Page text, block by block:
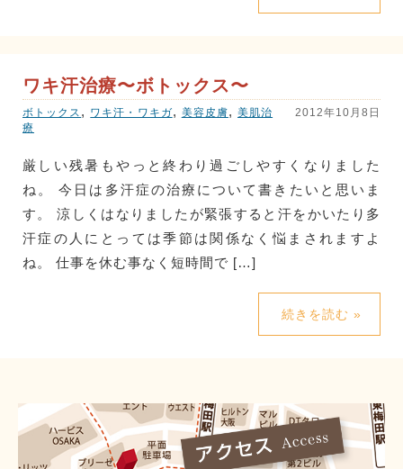
ワキ汗治療〜ボトックス〜
ボトックス , ワキ汗・ワキガ, 美容皮膚, 美肌治
療
2012年10月8日
厳しい残暑もやっと終わり過ごしやすくなりました
ね。 今日は多汗症の治療について書きたいと思いま
す。 涼しくはなりましたが緊張すると汗をかいたり多
汗症の人にとっては季節は関係なく悩まされますよ
ね。 仕事を休む事なく短時間で […]
続きを読む »